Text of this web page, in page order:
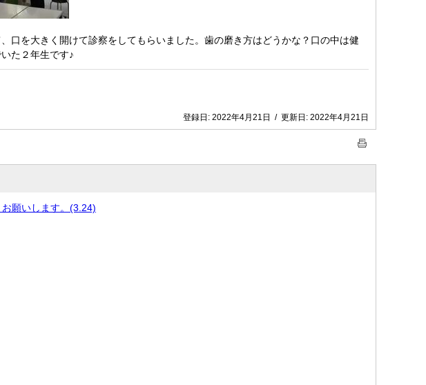
口を大きく開けて診察をしてもらいました。歯の磨き方はどうかな？口の中は健
た２年生です♪
登録日: 2022年4月21日 / 更新日: 2022年4月21日
願いします。(3.24)